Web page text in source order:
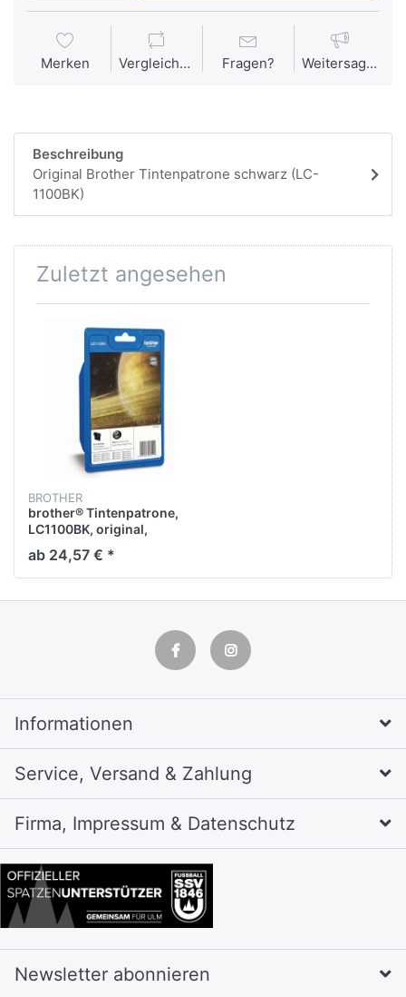
Merken Vergleichen Fragen? Weitersagen
Beschreibung
Original Brother Tintenpatrone schwarz (LC-
1100BK)
Zuletzt angesehen
BROTHER
brother® Tintenpatrone,
LC1100BK, original,
schwarz, 450 Seiten
ab 24,57 € *
Informationen
Service, Versand & Zahlung
Firma, Impressum & Datenschutz
Newsletter abonnieren